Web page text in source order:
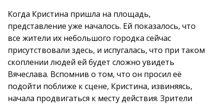
Когда Кристина пришла на площадь,
представление уже началось. Ей показалось, что
все жители их небольшого городка сейчас
присутствовали здесь, и испугалась, что при таком
скоплении людей ей будет сложно увидеть
Вячеслава. Вспомнив о том, что он просил её
подойти поближе к сцене, Кристина, извиняясь,
начала продвигаться к месту действия. Зрители